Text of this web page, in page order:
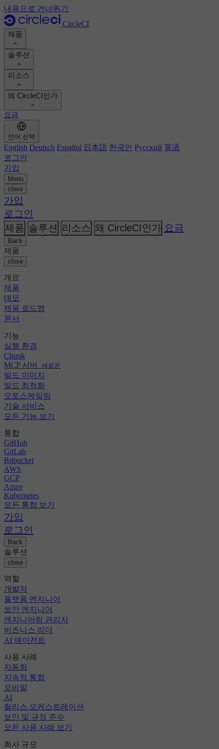
내용으로 건너뛰기
CircleCI
제품
제품
데모
제품 로드맵
실행 환경
Chunk
MCP 서버
빌드 이미지
빌드 최적화
오토스케일링
기술 서비스
GitHub
GitLab
Bitbucket
AWS
GCP
Azure
Kubernetes
솔루션
개발자
플랫폼 엔지니어
보안 엔지니어
엔지니어링 관리자
비즈니스 리더
AI 에이전트
자동화
지속적 통합
모바일
AI
릴리스 오케스트레이션
보안 및 규정 준수
엔터프라이즈
중소기업
스타트업
리소스
문서
지원 포털
Orbs 레지스트리
이미지 레지스트리
고객 사례
보고서 및 가이드
팟캐스트
블로그
주제
변경 로그
이벤트
오픈 소스
왜 CircleCI인가
ROI 계산하기
개발 생산성 향상
팀 벤치마킹
고객 성공 사례 보기
CircleCI 대 GitHub Actions
CircleCI 대 Harness
CircleCI 대 Buildkite
CircleCI 대 Jenkins
CircleCI 대 Bitrise
채용 정보
파트너
뉴스룸
요금
언어 선택
English Deutsch Español 日本語 한국인 Русский 英语
로그인
가입
Menu
close
가입
로그인
제품 솔루션 리소스 왜 CircleCI인가 요금
Back
제품
close
개요
제품
데모
제품 로드맵
문서
기능
실행 환경
Chunk
MCP 서버 새로운
빌드 이미지
빌드 최적화
오토스케일링
기술 서비스
모든 기능 보기
통합
GitHub
GitLab
Bitbucket
AWS
GCP
Azure
Kubernetes
모든 통합 보기
가입
로그인
Back
솔루션
close
역할
개발자
플랫폼 엔지니어
보안 엔지니어
엔지니어링 관리자
비즈니스 리더
AI 에이전트
사용 사례
자동화
지속적 통합
모바일
AI
릴리스 오케스트레이션
보안 및 규정 준수
모든 사용 사례 보기
회사 규모